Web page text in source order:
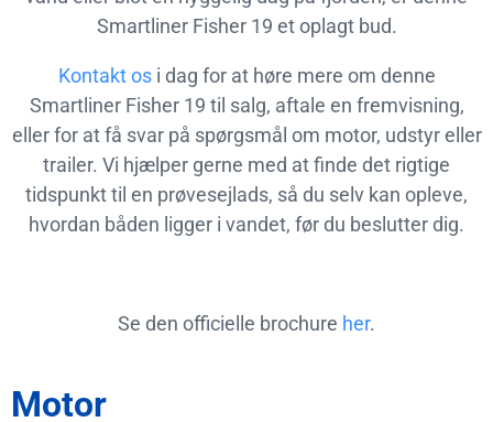
Smartliner Fisher 19 et oplagt bud.
Kontakt osi dag for at høre mere om denne
Smartliner Fisher 19 til salg, aftale en fremvisning,
eller for at få svar på spørgsmål om motor, udstyr eller
trailer. Vi hjælper gerne med at finde det rigtige
tidspunkt til en prøvesejlads, så du selv kan opleve,
hvordan båden ligger i vandet, før du beslutter dig.
Se den officielle brochure her.
Motor